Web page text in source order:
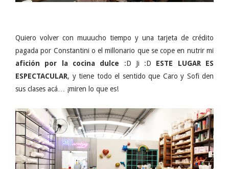
Quiero volver con muuucho tiempo y una tarjeta de crédito
pagada por Constantini o el millonario que se cope en nutrir mi
afición por la cocina dulce :D Ji :D ESTE
LUGAR ES
ESPECTACULAR, y tiene todo el sentido que Caro y Sofi den
sus clases acá… ¡miren lo que es!